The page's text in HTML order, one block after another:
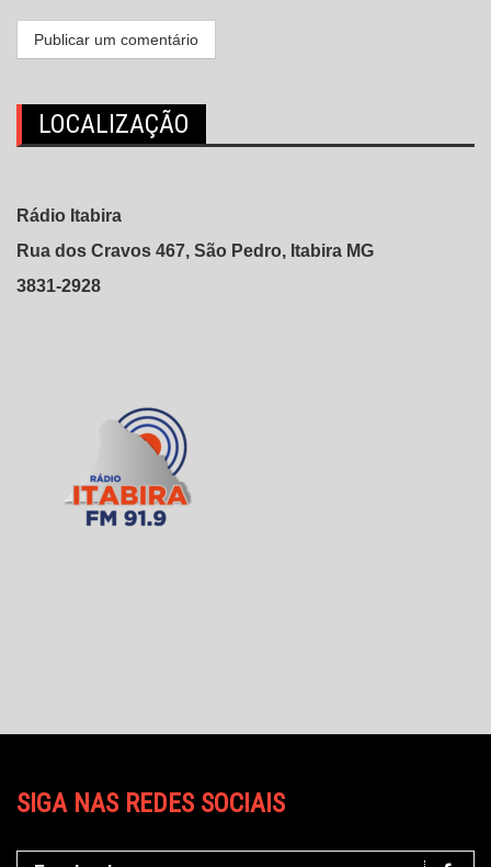
LOCALIZAÇÃO
Rádio Itabira
Rua dos Cravos 467, São Pedro, Itabira MG
3831-2928
SIGA NAS REDES SOCIAIS